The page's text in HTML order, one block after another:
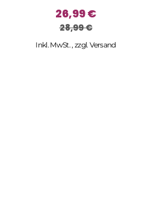
26,99 €
28,99 €
Inkl. MwSt. ,zzgl.Versand